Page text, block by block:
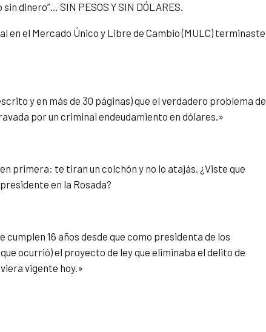
dinero”… SIN PESOS Y SIN DÓLARES.
en el Mercado Único y Libre de Cambio (MULC) terminaste
y en más de 30 páginas) que el verdadero problema de
por un criminal endeudamiento en dólares.»
primera: te tiran un colchón y no lo atajás. ¿Viste que
en la Rosada?
16 años desde que como presidenta de los
ocurrió) el proyecto de ley que eliminaba el delito de
vigente hoy.»